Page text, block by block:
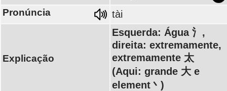
Pronúncia tài
Explicação
Esquerda: Água 氵,
direita: extremamente,
extremamente 太
(Aqui: grande 大 e
element丶)